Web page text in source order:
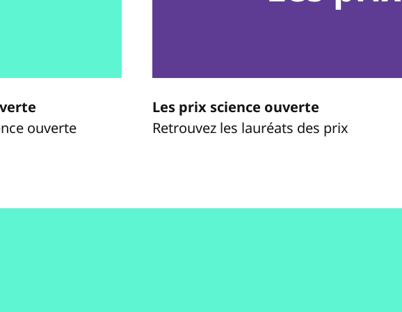
ouverte
Les prix science ouverte
Retrouvez les lauréats des prix